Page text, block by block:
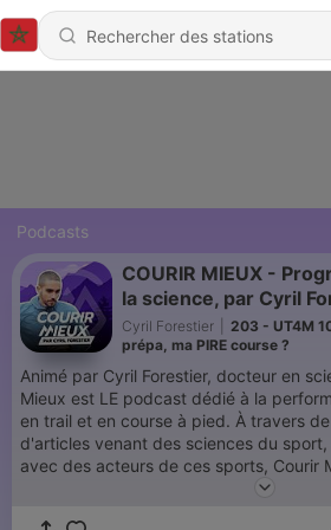
Podcasts
COURIR MIEUX -
la science, par Cyril
Cyril Forestier
203 - UT4M
prépa, ma PIRE course ?
Animé par Cyril Forestier, docteur en
Mieux est LE podcast dédié à la
en trail et en course à pied. À travers
d'articles venant des sciences du
avec des acteurs de ces sports, Courir
connaissances les plus fiables pour